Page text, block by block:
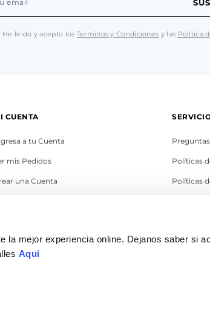
la mejor experiencia online. Dejanos saber si
Aqui
He leído y acepto los Terminos y Condiciones y las Política
CUENTA
a tu Cuenta
mis Pedidos
una Cuenta
Políticas
Políticas
Legales